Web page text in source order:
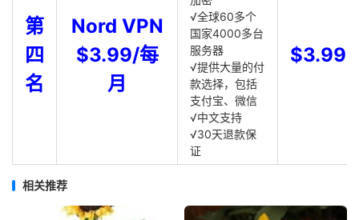
第
四
名
Nord VPN
$3.99/每
月
√全球60多个
国家4000多台
服务器
√提供大量的付
款选择，包括
支付宝、微信
√中文支持
√30天退款保
证
$3.99
相关推荐